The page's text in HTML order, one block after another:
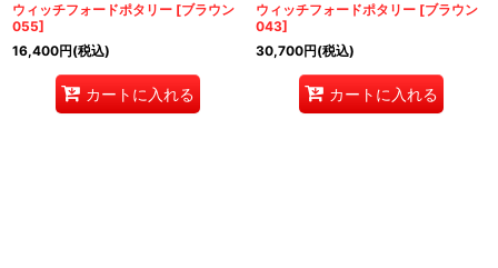
ウィッチフォードポタリー [ブラウン
055]
16,400円(税込)
カートに入れる
ウィッチフォードポタリー [ブラウン
043]
30,700円(税込)
カートに入れる